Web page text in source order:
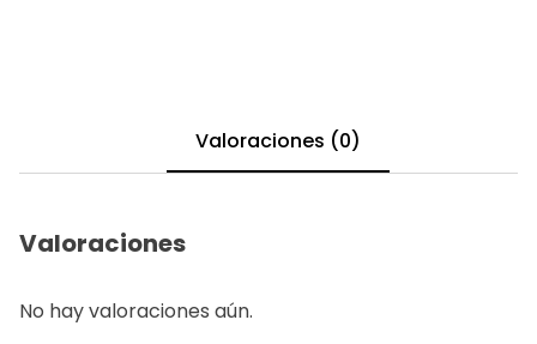
Valoraciones (0)
Valoraciones
No hay valoraciones aún.